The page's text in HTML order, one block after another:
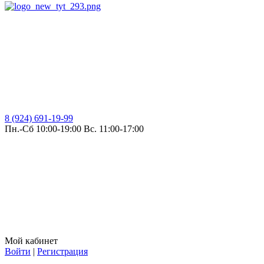
8 (924) 691-19-99
Пн.-Сб 10:00-19:00 Вс. 11:00-17:00
Мой кабинет
Войти | Регистрация